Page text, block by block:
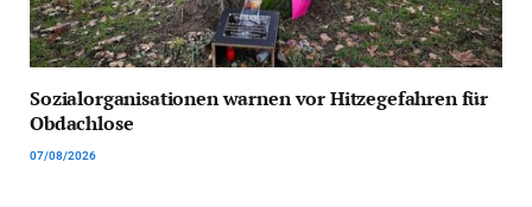
Sozialorganisationen warnen vor Hitzegefahren für
Obdachlose
07/08/2026